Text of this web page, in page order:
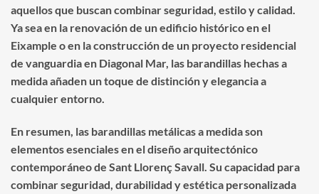
aquellos que buscan combinar seguridad, estilo y calidad.
Ya sea en la renovación de un edificio histórico en el
Eixample o en la construcción de un proyecto residencial
de vanguardia en Diagonal Mar, las barandillas hechas a
medida añaden un toque de distinción y elegancia a
cualquier entorno.
En resumen, las barandillas metálicas a medida son
elementos esenciales en el diseño arquitectónico
contemporáneo de Sant Llorenç Savall. Su capacidad para
combinar seguridad, durabilidad y estética personalizada